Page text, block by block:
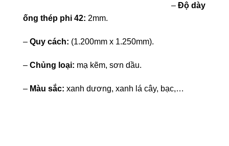
– Độ dày
ống thép phi 42: 2mm.
– Quy cách: (1.200mm x 1.250mm).
– Chủng loại: mạ kẽm, sơn dầu.
– Màu sắc: xanh dương, xanh lá cây, bạc,…